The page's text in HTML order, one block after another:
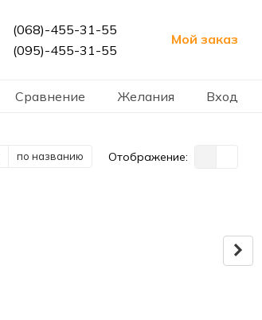
(068)-455-31-55
(095)-455-31-55
Мой заказ
Сравнение Желания Вход
по названию Отображение: